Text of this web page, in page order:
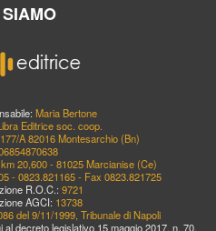
Maria Bertone
Editrice soc. coop.
A 82016 Montesarchio (Bn)
20,600 - 81025 Marcianise (Ce)
- 0823.821165 - Fax 0823.821725
R.O.C.: 9721
AGCI: 13738
del 9/11/1999, Tribunale di Napoli
decreto legislativo 15 maggio 2017, n. 70.